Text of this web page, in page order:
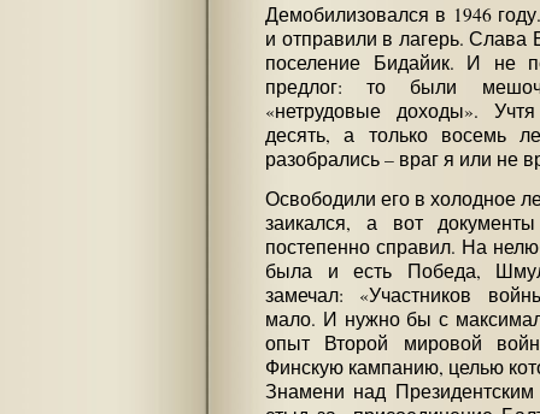
Демобилизовался в 1946
и отправили в лагерь. Слава
поселение Бидайик. И не
предлог: то были
«нетрудовые доходы».
десять, а только восемь
разобрались – враг я или не
Освободили его в холодное
заикался, а вот
постепенно справил. На
была и есть Победа,
замечал: «Участников
мало. И нужно бы с
опыт Второй мировой
Финскую кампанию, целью
Знамени над